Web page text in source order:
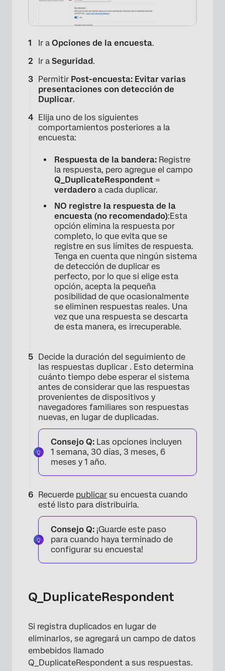
×
Ir a Opciones de la encuesta.
Ir a Seguridad.
Permitir Post-encuesta: Evitar varias
presentaciones con detección de
Duplicar.
Elija uno de los siguientes
comportamientos posteriores a la
encuesta:
Respuesta de la bandera: Registre
la respuesta, pero agregue el campo
Q_DuplicateRespondent =
verdadero a cada duplicar.
NO registre la respuesta de la
encuesta (no recomendado):Esta
opción elimina la respuesta por
completo, lo que evita que se
registre en sus límites de respuesta.
Tenga en cuenta que ningún sistema
de detección de duplicar es
perfecto, por lo que si elige esta
opción, acepta la pequeña
posibilidad de que ocasionalmente
se eliminen respuestas reales. Una
vez que una respuesta se descarta
de esta manera, es irrecuperable.
Decide la duración del seguimiento de
las respuestas duplicar . Esto determina
cuánto tiempo debe esperar el sistema
antes de considerar que las respuestas
provenientes de dispositivos y
navegadores familiares son respuestas
nuevas, en lugar de duplicadas.
Consejo Q: Las opciones incluyen
1 semana, 30 días, 3 meses, 6
meses y 1 año.
Recuerde publicar su encuesta cuando
esté listo para distribuirla.
Consejo Q: ¡Guarde este paso
para cuando haya terminado de
configurar su encuesta!
Q_DuplicateRespondent
Si registra duplicados en lugar de
eliminarlos, se agregará un campo de datos
embebidos llamado
Q_DuplicateRespondent a sus respuestas.